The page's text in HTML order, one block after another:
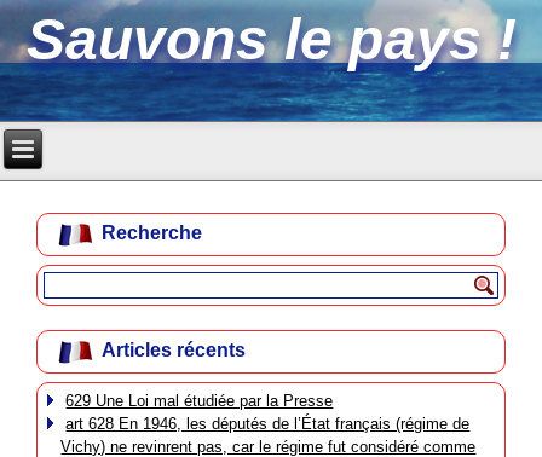
Sauvons le pays !
Recherche
Articles récents
629 Une Loi mal étudiée par la Presse
art 628 En 1946, les députés de l’État français (régime de
Vichy) ne revinrent pas, car le régime fut considéré comme